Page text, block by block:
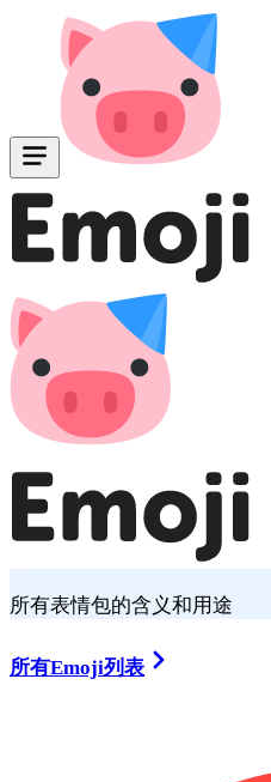
所有表情包的含义和用途
所有Emoji列表